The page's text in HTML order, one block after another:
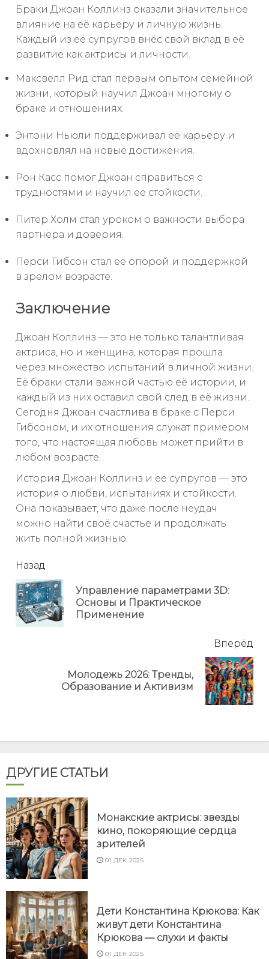
Браки Джоан Коллинз оказали значительное
влияние на её карьеру и личную жизнь.
Каждый из её супругов внёс свой вклад в её
развитие как актрисы и личности.
Максвелл Рид стал первым опытом семейной
жизни, который научил Джоан многому о
браке и отношениях.
Энтони Ньюли поддерживал её карьеру и
вдохновлял на новые достижения.
Рон Касс помог Джоан справиться с
трудностями и научил её стойкости.
Питер Холм стал уроком о важности выбора
партнёра и доверия.
Перси Гибсон стал её опорой и поддержкой
в зрелом возрасте.
Заключение
Джоан Коллинз — это не только талантливая
актриса, но и женщина, которая прошла
через множество испытаний в личной жизни.
Её браки стали важной частью её истории, и
каждый из них оставил свой след в её жизни.
Сегодня Джоан счастлива в браке с Перси
Гибсоном, и их отношения служат примером
того, что настоящая любовь может прийти в
любом возрасте.
История Джоан Коллинз и её супругов — это
история о любви, испытаниях и стойкости.
Она показывает, что даже после неудач
можно найти своё счастье и продолжать
жить полной жизнью.
читать
еще
Назад
Управление параметрами 3D:
Основы и Практическое
Применение
Вперёд
Молодежь 2026: Тренды,
Образование и Активизм
ДРУГИЕ СТАТЬИ
Монакские актрисы: звезды
кино, покоряющие сердца
зрителей
01 ДЕК 2025
Дети Константина Крюкова: Как
живут дети Константина
Крюкова — слухи и факты
01 ДЕК 2025